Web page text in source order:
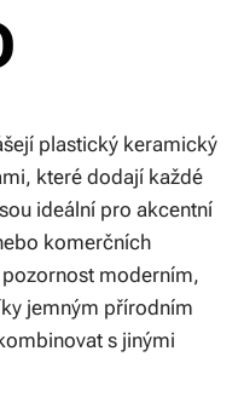
plastický keramický
které dodají každé
ideální pro akcentní
komerčních
moderním,
jemným přírodním
s jinými